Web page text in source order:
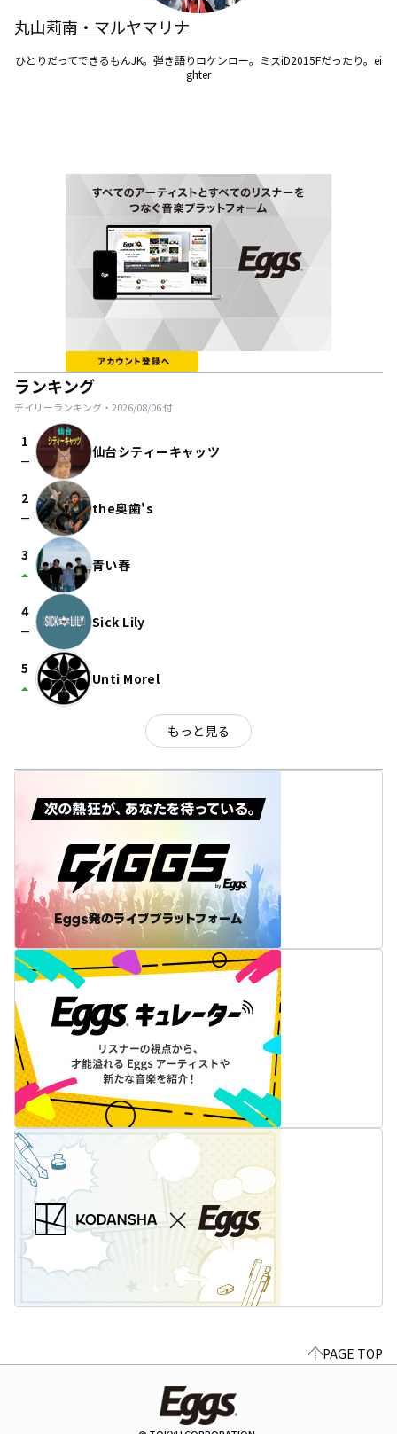
丸山莉南・マルヤマリナ
ひとりだってできるもんJK。弾き語りロケンロー。ミスiD2015Fだったり。ei
ghter
ランキング
デイリーランキング・ 2026/08/06付
1
check_indeterminate_small 仙台シティーキャッツ
2
check_indeterminate_small the奥歯's
3
arrow_drop_up 青い春
4
check_indeterminate_small Sick Lily
5
arrow_drop_up Unti Morel
もっと見る
PAGE TOP